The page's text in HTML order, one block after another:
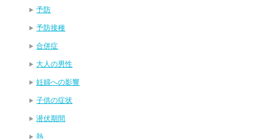
予防
予防接種
合併症
大人の男性
妊婦への影響
子供の症状
潜伏期間
熱